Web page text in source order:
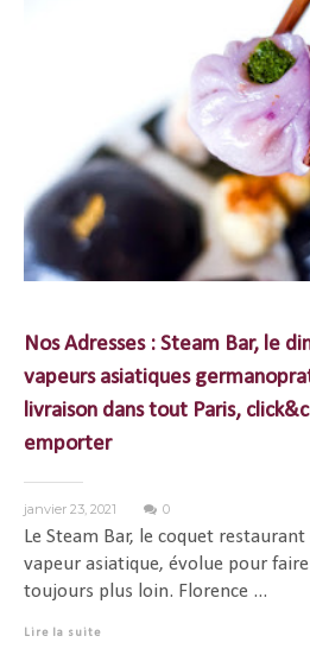
Nos Adresses : Steam Bar, le
vapeurs asiatiques
livraison dans tout Paris,
emporter
janvier 23, 2021 0
Le Steam Bar, le coquet
vapeur asiatique, évolue pour
toujours plus loin. Florence ...
Lire la suite